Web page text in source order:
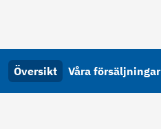
Översikt Våra försäljningar